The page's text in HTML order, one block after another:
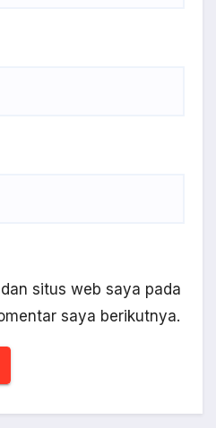
situs web saya pada
saya berikutnya.